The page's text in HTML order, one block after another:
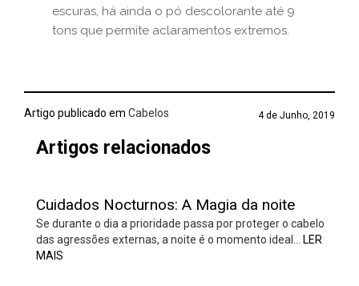
escuras, há ainda o pó descolorante até 9
tons que permite aclaramentos extremos.
Artigo publicado em Cabelos 4 de Junho, 2019
Artigos relacionados
Cuidados Nocturnos: A Magia da noite
Se durante o dia a prioridade passa por proteger o cabelo
das agressões externas, a noite é o momento ideal…
LER
MAIS